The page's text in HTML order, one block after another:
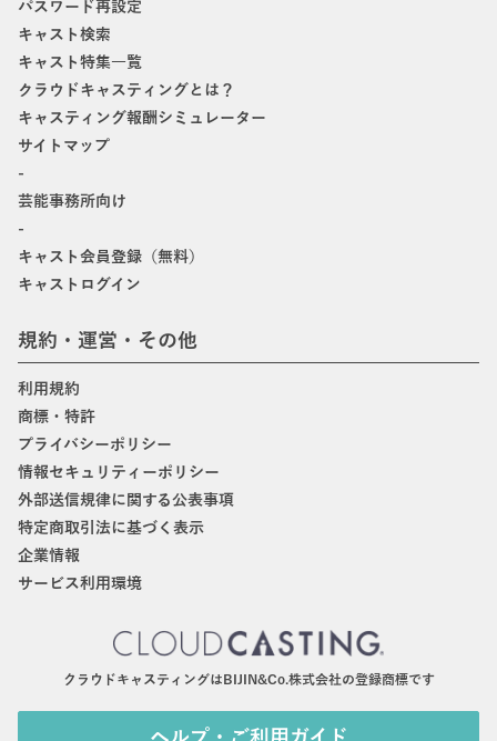
パスワード再設定
キャスト検索
キャスト特集一覧
クラウドキャスティングとは？
キャスティング報酬シミュレーター
サイトマップ
-
芸能事務所向け
-
キャスト会員登録（無料）
キャストログイン
規約・運営・その他
利用規約
商標・特許
プライバシーポリシー
情報セキュリティーポリシー
外部送信規律に関する公表事項
特定商取引法に基づく表示
企業情報
サービス利用環境
クラウドキャスティングはBIJIN&Co.株式会社の登録商標です